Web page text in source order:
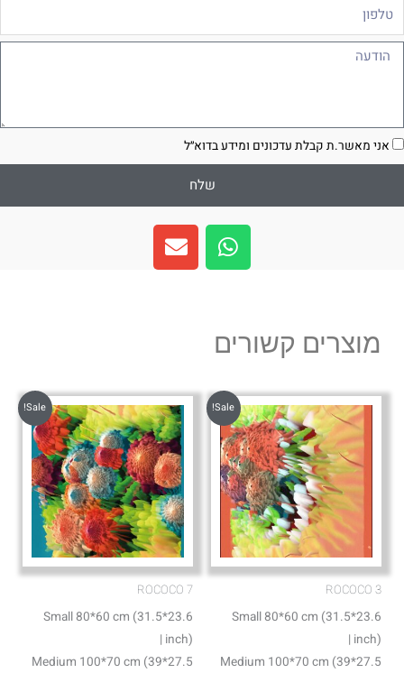
אני מאשר.ת קבלת עדכונים ומידע בדוא״ל
שלח
W
h
a
a
p
E
n
v
e
מוצרים קשורים
Sale!
ROCOCO 3
Small 80*60 cm (31.5*23.6
inch) |
Medium 100*70 cm (39*27.5
Sale!
ROCOCO 7
Small 80*60 cm (31.5*23.6
inch) |
Medium 100*70 cm (39*27.5